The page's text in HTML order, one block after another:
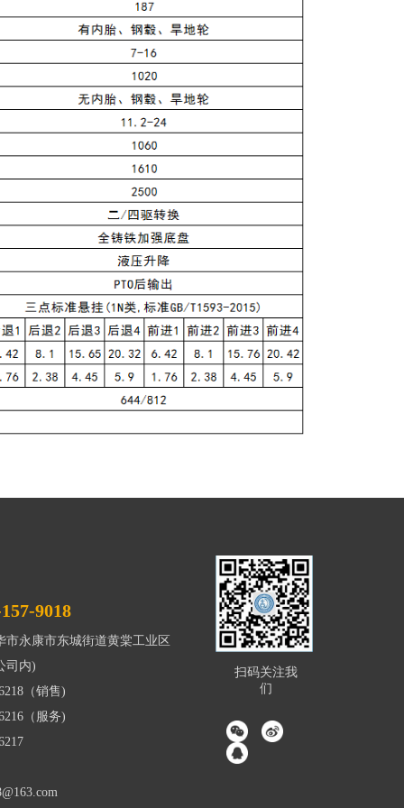
9018
市永康市东城街道黄棠工业区
司内)
（销售)
（服务)
扫码关注我
们